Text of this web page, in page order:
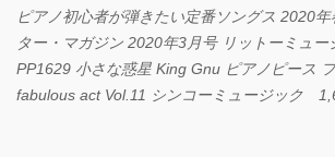
ピアノ初心者が弾きたい定番ソングス 2020
ター・マガジン 2020年3月号 リットーミュ
PP1629 小さな惑星 King Gnu ピアノピース
fabulous act Vol.11 シンコーミュージック